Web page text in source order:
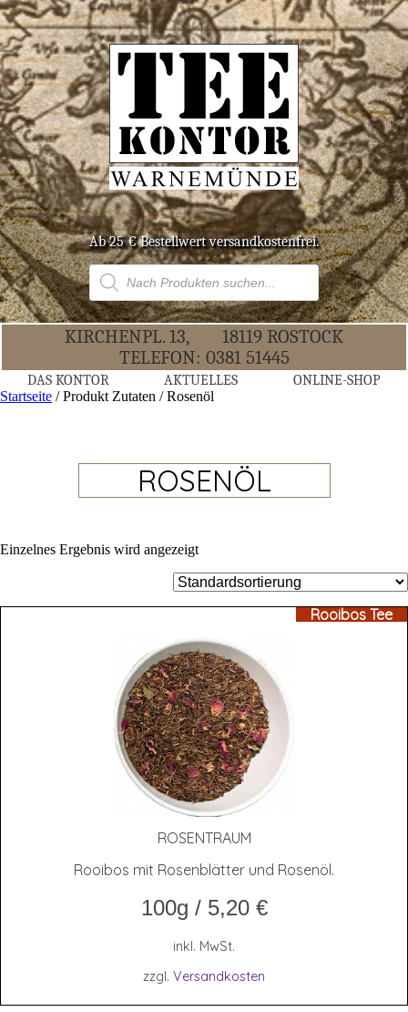
Ab 25 € Bestell­wert versandkostenfrei.
Products
search
KIR­CHEN­PL. 13,
18119 ROS­TOCK
TELE­FON: 0381 51445
DAS KON­TOR AKTU­EL­LES ONLINE-SHOP
Startseite / Produkt Zutaten / Rosenöl
ROSENÖL
Einzelnes Ergebnis wird angezeigt
Rooibos Tee
ROSEN­TRAUM
Rooibos mit Rosenblätter und Rosenöl.
100g / 5,20 €
inkl. MwSt.
zzgl. Versandkosten